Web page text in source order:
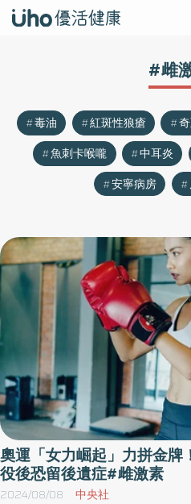
#雌
毒油 紅斑性狼瘡
魚刺卡喉嚨
中耳炎
安寧病房
奧運「女力崛起」力拼金
役後恐留後遺症#雌激素
2024/08/08 中央社